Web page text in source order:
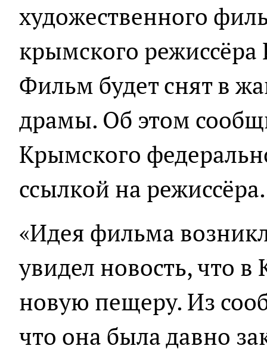
художественного
крымского
Фильм будет снят в
драмы. Об этом
Крымского
ссылкой на режиссёра.
«Идея фильма
увидел новость, что
новую пещеру. Из
что она была давно